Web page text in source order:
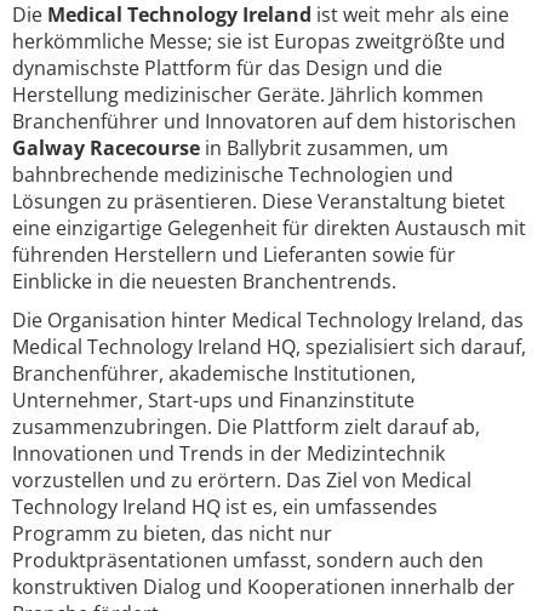
Die Medical Technology Ireland ist weit mehr als eine
herkömmliche Messe; sie ist Europas zweitgrößte und
dynamischste Plattform für das Design und die
Herstellung medizinischer Geräte. Jährlich kommen
Branchenführer und Innovatoren auf dem historischen
Galway Racecourse in Ballybrit zusammen, um
bahnbrechende medizinische Technologien und
Lösungen zu präsentieren. Diese Veranstaltung bietet
eine einzigartige Gelegenheit für direkten Austausch mit
führenden Herstellern und Lieferanten sowie für
Einblicke in die neuesten Branchentrends.
Die Organisation hinter Medical Technology Ireland, das
Medical Technology Ireland HQ, spezialisiert sich darauf,
Branchenführer, akademische Institutionen,
Unternehmer, Start-ups und Finanzinstitute
zusammenzubringen. Die Plattform zielt darauf ab,
Innovationen und Trends in der Medizintechnik
vorzustellen und zu erörtern. Das Ziel von Medical
Technology Ireland HQ ist es, ein umfassendes
Programm zu bieten, das nicht nur
Produktpräsentationen umfasst, sondern auch den
konstruktiven Dialog und Kooperationen innerhalb der